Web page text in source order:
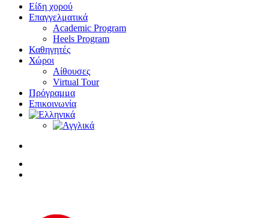
Είδη χορού
Επαγγελματικά
Academic Program
Heels Program
Καθηγητές
Χώροι
Αίθουσες
Virtual Tour
Πρόγραμμα
Επικοινωνία